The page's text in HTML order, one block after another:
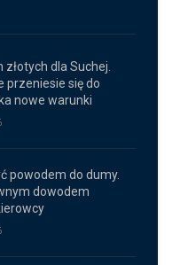
złotych dla Suchej.
przeniesie się do
nowe warunki
powodem do dumy.
dowodem